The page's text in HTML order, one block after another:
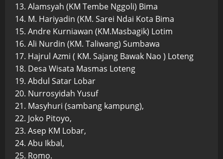
13. Alamsyah (KM Tembe Nggoli) Bima
14. M. Hariyadin (KM. Sarei Ndai Kota Bima
15. Andre Kurniawan (KM.Masbagik) Lotim
16. Ali Nurdin (KM. Taliwang) Sumbawa
17. Hajrul Azmi ( KM. Sajang Bawak Nao ) Loteng
18. Desa Wisata Masmas Loteng
19. Abdul Satar Lobar
20. Nurrosyidah Yusuf
21. Masyhuri (sambang kampung),
22. Joko Pitoyo,
23. Asep KM Lobar,
24. Abu Ikbal,
25. Romo.